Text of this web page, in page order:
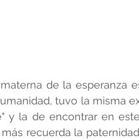
de la esperanza
tuvo la misma
y la de encontrar en
recuerda la